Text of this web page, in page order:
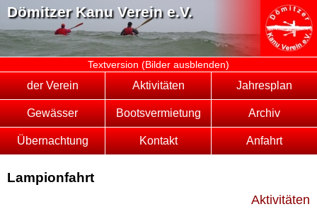
Dömitzer Kanu Verein e.V.
Textversion (Bilder ausblenden)
der Verein Aktivitäten Jahresplan
Gewässer Bootsvermietung Archiv
Übernachtung Kontakt Anfahrt
Lampionfahrt
Aktivitäten